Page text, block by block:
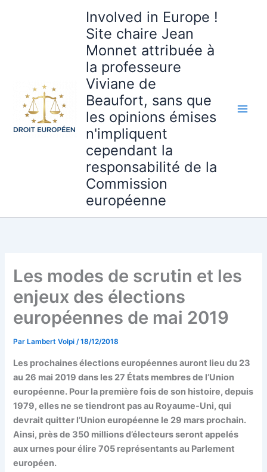
Involved in Europe !
Site chaire Jean
Monnet attribuée à
la professeure
Viviane de
Beaufort, sans que
les opinions émises
n'impliquent
cependant la
responsabilité de la
Commission
européenne
Les modes de scrutin et les
enjeux des élections
européennes de mai 2019
Par Lambert Volpi/18/12/2018
Les prochaines élections européennes auront lieu du 23
au 26 mai 2019 dans les 27 États membres de l’Union
européenne. Pour la première fois de son histoire, depuis
1979, elles ne se tiendront pas au Royaume-Uni, qui
devrait quitter l’Union européenne le 29 mars prochain.
Ainsi, près de 350 millions d’électeurs seront appelés
aux urnes pour élire 705 représentants au Parlement
européen.